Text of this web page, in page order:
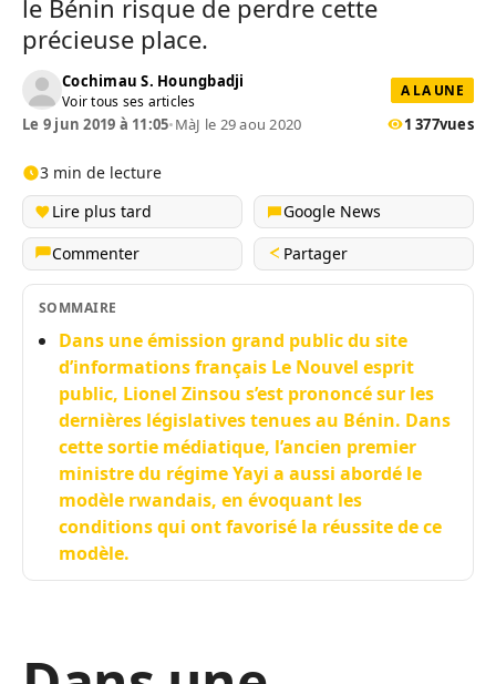
le Bénin risque de perdre cette
précieuse place.
Cochimau S. Houngbadji
Voir tous ses articles
A LA UNE
Le 9 jun 2019 à 11:05•MàJ le 29 aou 2020 1 377vues
3 min de lecture
Lire plus tard
Google News
Commenter
Partager
SOMMAIRE
Dans une émission grand public du site
d’informations français Le Nouvel esprit
public, Lionel Zinsou s’est prononcé sur les
dernières législatives tenues au Bénin. Dans
cette sortie médiatique, l’ancien premier
ministre du régime Yayi a aussi abordé le
modèle rwandais, en évoquant les
conditions qui ont favorisé la réussite de ce
modèle.